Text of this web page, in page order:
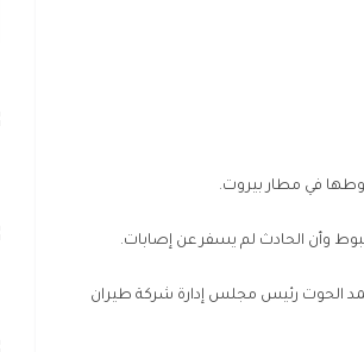
في مطار بيروت.
وأن الحادث لم يسفر عن إصابات.
الحوت رئيس مجلس إدارة شركة طيران